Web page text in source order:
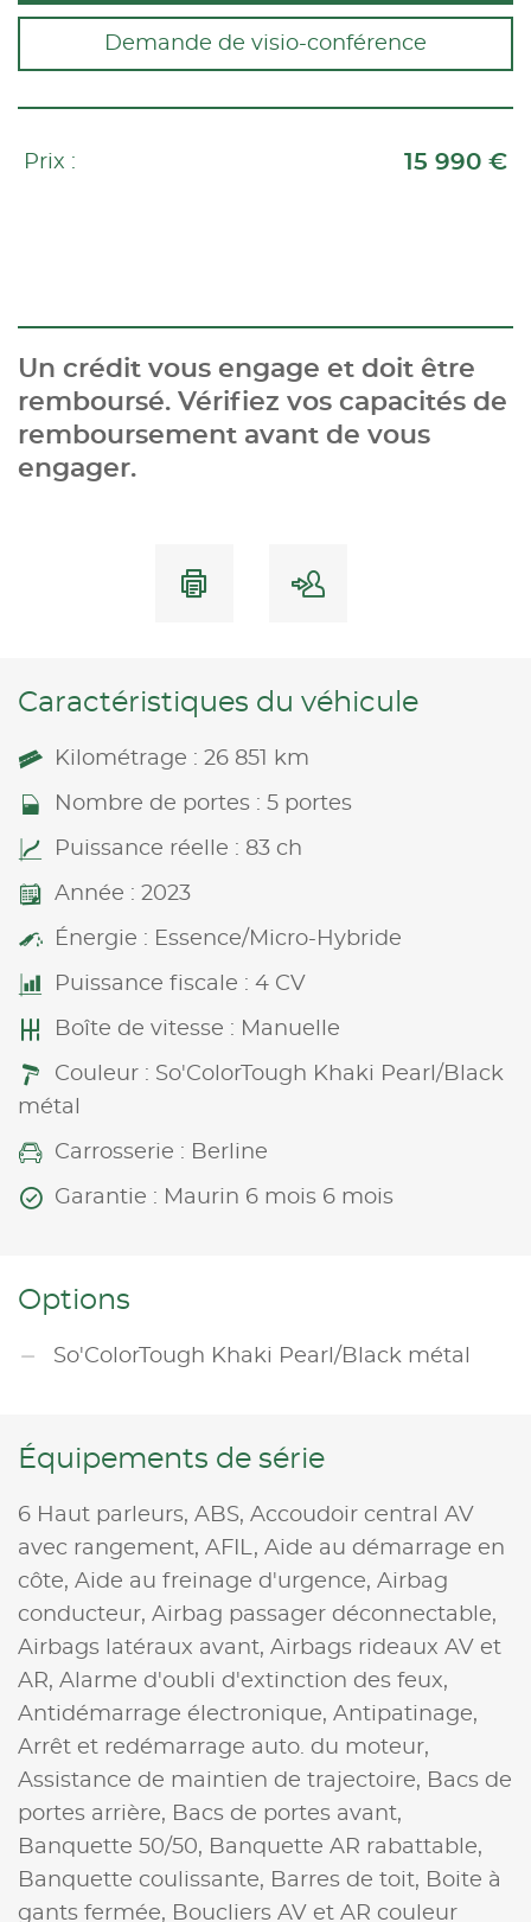
Demande de visio-conférence
Prix : 15 990 €
Un crédit vous engage et doit être
remboursé. Vérifiez vos capacités de
remboursement avant de vous
engager.
Caractéristiques du véhicule
Kilométrage : 26 851 km
Nombre de portes : 5 portes
Puissance réelle : 83 ch
Année : 2023
Énergie : Essence/Micro-Hybride
Puissance fiscale : 4 CV
Boîte de vitesse : Manuelle
Couleur : So'ColorTough Khaki Pearl/Black
métal
Carrosserie : Berline
Garantie : Maurin 6 mois 6 mois
Options
So'ColorTough Khaki Pearl/Black métal
Équipements de série
6 Haut parleurs, ABS, Accoudoir central AV
avec rangement, AFIL, Aide au démarrage en
côte, Aide au freinage d'urgence, Airbag
conducteur, Airbag passager déconnectable,
Airbags latéraux avant, Airbags rideaux AV et
AR, Alarme d'oubli d'extinction des feux,
Antidémarrage électronique, Antipatinage,
Arrêt et redémarrage auto. du moteur,
Assistance de maintien de trajectoire, Bacs de
portes arrière, Bacs de portes avant,
Banquette 50/50, Banquette AR rabattable,
Banquette coulissante, Barres de toit, Boite à
gants fermée, Boucliers AV et AR couleur